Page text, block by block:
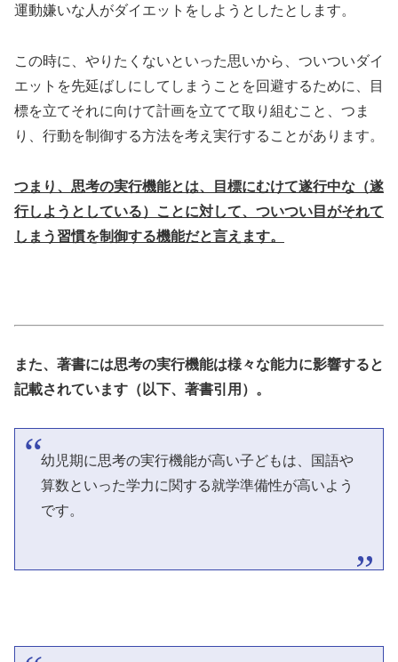
運動嫌いな人がダイエットをしようとしたとします。
この時に、やりたくないといった思いから、ついついダイ
エットを先延ばしにしてしまうことを回避するために、目
標を立てそれに向けて計画を立てて取り組むこと、つま
り、行動を制御する方法を考え実行することがあります。
つまり、思考の実行機能とは、目標にむけて遂行中な（遂
行しようとしている）ことに対して、ついつい目がそれて
しまう習慣を制御する機能だと言えます。
また、著書には思考の実行機能は様々な能力に影響すると
記載されています（以下、著書引用）。
幼児期に思考の実行機能が高い子どもは、国語や
算数といった学力に関する就学準備性が高いよう
です。